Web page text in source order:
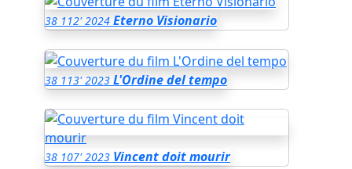
38 112' 2024 Eterno Visionario
38 113' 2023 L'Ordine del tempo
38 107' 2023 Vincent doit mourir